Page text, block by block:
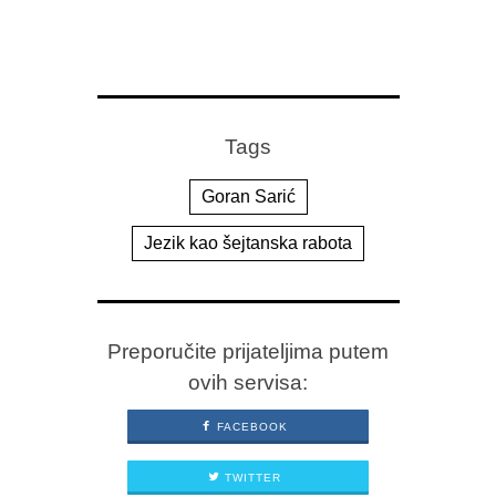
Tags
Goran Sarić
Jezik kao šejtanska rabota
Preporučite prijateljima putem
ovih servisa:
FACEBOOK
TWITTER